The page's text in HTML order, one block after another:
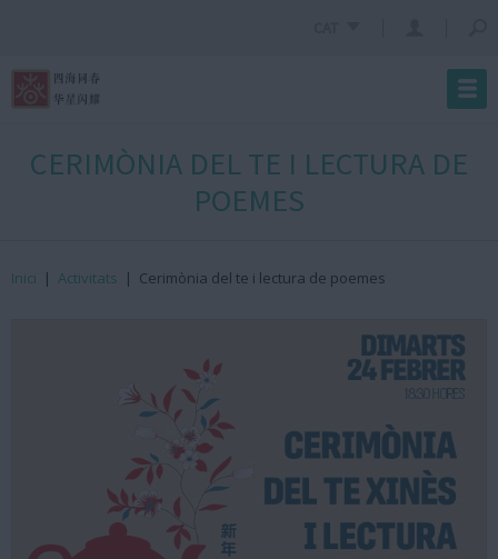
CERIMÒNIA DEL TE I LECTURA DE
POEMES
Inici | Activitats | Cerimònia del te i lectura de poemes